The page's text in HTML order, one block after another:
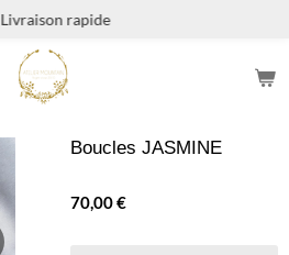
Livraison rapide
Boucles JASMINE
70,00 €